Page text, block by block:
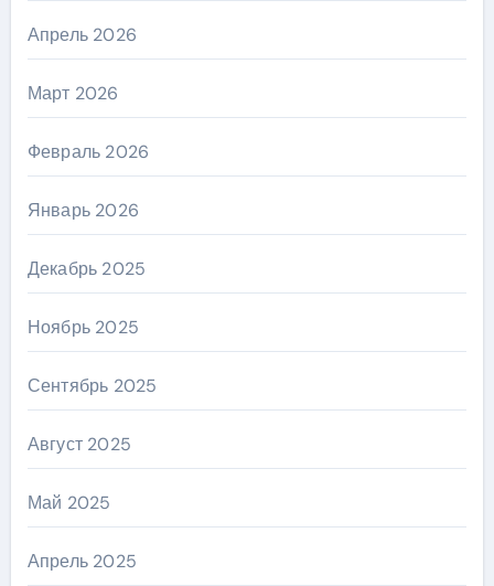
Апрель 2026
Март 2026
Февраль 2026
Январь 2026
Декабрь 2025
Ноябрь 2025
Сентябрь 2025
Август 2025
Май 2025
Апрель 2025